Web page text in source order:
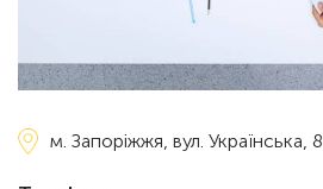
м. Запоріжжя, вул. Українська, 8